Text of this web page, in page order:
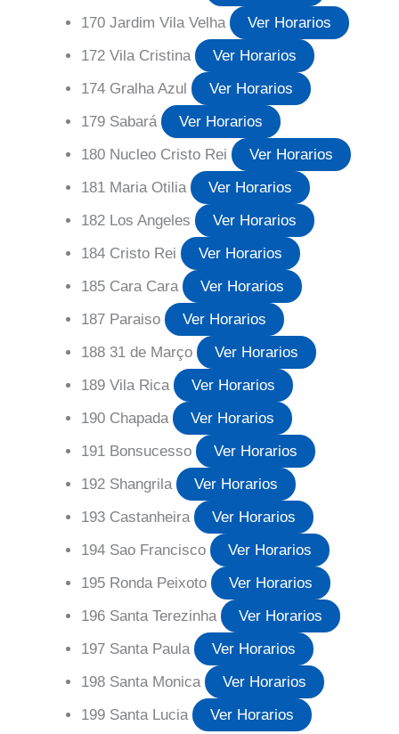
170 Jardim Vila Velha
Ver Horarios
172 Vila Cristina
Ver Horarios
174 Gralha Azul
Ver Horarios
179 Sabará
Ver Horarios
180 Nucleo Cristo Rei
Ver Horarios
181 Maria Otilia
Ver Horarios
182 Los Angeles
Ver Horarios
184 Cristo Rei
Ver Horarios
185 Cara Cara
Ver Horarios
187 Paraiso
Ver Horarios
188 31 de Março
Ver Horarios
189 Vila Rica
Ver Horarios
190 Chapada
Ver Horarios
191 Bonsucesso
Ver Horarios
192 Shangrila
Ver Horarios
193 Castanheira
Ver Horarios
194 Sao Francisco
Ver Horarios
195 Ronda Peixoto
Ver Horarios
196 Santa Terezinha
Ver Horarios
197 Santa Paula
Ver Horarios
198 Santa Monica
Ver Horarios
199 Santa Lucia
Ver Horarios